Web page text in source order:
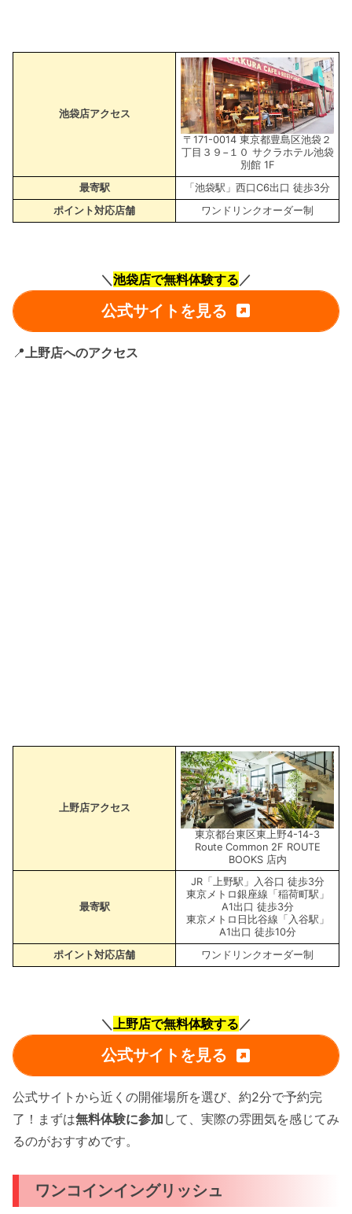
池袋店アクセス
〒171-0014 東京都豊島区池袋２
丁目３９−１０ サクラホテル池袋
別館 1F
最寄駅
「池袋駅」西口C6出口 徒歩3分
ポイント対応店舗
ワンドリンクオーダー制
＼ 池袋店で無料体験する ／
公式サイトを見る
📍 上野店へのアクセス
上野店アクセス
東京都台東区東上野4-14-3
Route Common 2F ROUTE
BOOKS 店内
最寄駅
JR「上野駅」入谷口 徒歩3分
東京メトロ銀座線「稲荷町駅」
A1出口 徒歩3分
東京メトロ日比谷線「入谷駅」
A1出口 徒歩10分
ポイント対応店舗
ワンドリンクオーダー制
＼上野店で無料体験する／
公式サイトを見る
公式サイトから近くの開催場所を選び、約2分で予約完
了！まずは無料体験に参加 して、実際の雰囲気を感じてみ
るのがおすすめです。
ワンコインイングリッシュ